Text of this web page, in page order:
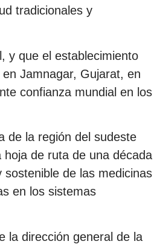
tradicionales y
y que el establecimiento
Jamnagar, Gujarat, en
confianza mundial en los
de la región del sudeste
de ruta de una década
de las medicinas
en los sistemas
la dirección general de la